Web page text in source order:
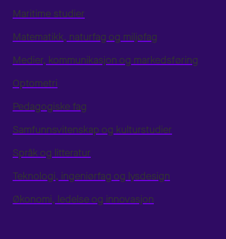
Maritime studier
Matematikk, naturfag og miljøfag
Medier, kommunikasjon og markedsføring
Optometri
Pedagogiske fag
Samfunnsvitenskap og kulturstudier
Språk og litteratur
Teknologi, ingeniørfag og lysdesign
Økonomi, ledelse og innovasjon